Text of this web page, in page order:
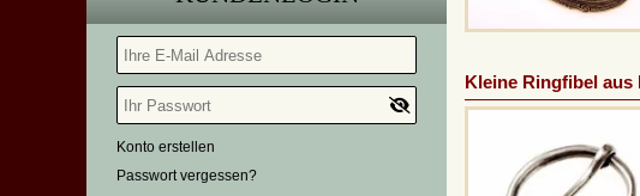
Konto erstellen
Passwort vergessen?
Kleine Ringfibel aus